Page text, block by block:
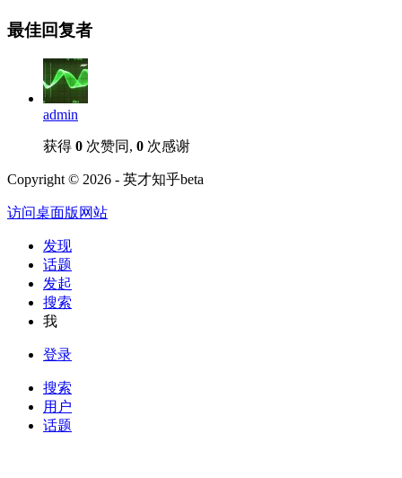
最佳回复者
admin
获得 0 次赞同, 0 次感谢
Copyright © 2026 - 英才知乎beta
访问桌面版网站
发现
话题
发起
搜索
我
登录
搜索
用户
话题